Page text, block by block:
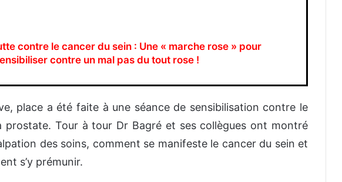
contre le cancer du sein : Une « marche rose » pour
contre un mal pas du tout rose !
place a été faite à une séance de sensibilisation contre le
prostate. Tour à tour Dr Bagré et ses collègues ont montré
des soins, comment se manifeste le cancer du sein et
s’y prémunir.